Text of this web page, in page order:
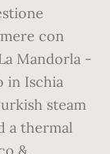
con
Mandorla -
in Ischia
steam
a thermal